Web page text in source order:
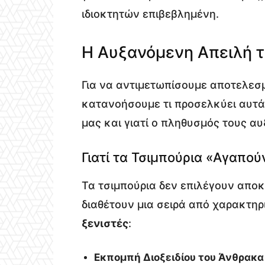
ιδιοκτητών επιβεβλημένη.
Η Αυξανόμενη Απειλή
Για να αντιμετωπίσουμε
κατανοήσουμε τι προσελκύει
μας και γιατί ο πληθυσμός τους
Γιατί τα Τσιμπούρια
Τα τσιμπούρια δεν επιλέγουν
διαθέτουν μια σειρά από
ξενιστές:
Εκπομπή Διοξειδίου του